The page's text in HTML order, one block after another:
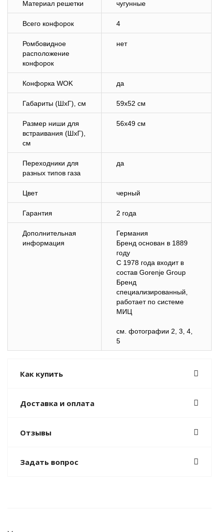
Материал решетки чугунные
Всего конфорок 4
Ромбовидное
расположение
конфорок
нет
Конфорка WOK да
Габариты (ШхГ), см 59х52 см
Размер ниши для
встраивания (ШхГ),
см
56х49 см
Переходники для
разных типов газа
да
Цвет черный
Гарантия 2 года
Дополнительная
информация
Германия
Бренд основан в 1889
году
С 1978 года входит в
состав Gorenje Group
Бренд
специализированный,
работает по системе
МИЦ
см. фотографии 2, 3, 4,
5
Как купить
Доставка и оплата
Отзывы
Задать вопрос